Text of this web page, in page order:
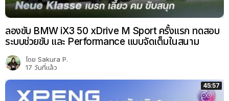
ลองขับ BMW iX3 50 xDrive M Sport ครั้งแรก ทดสอบ
ระบบช่วยขับ และ Performance แบบจัดเต็มในสนาม
โดย Sakura P.
17 วันที่แล้ว
45:57